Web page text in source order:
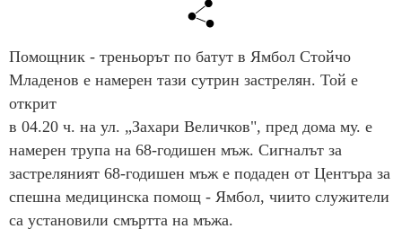
Помощник - треньорът по батут в Ямбол Стойчо
Младенов е намерен тази сутрин застрелян. Той е
открит
в 04.20 ч. на ул. „Захари Величков", пред дома му. е
намерен трупа на 68-годишен мъж. Сигналът за
застреляният 68-годишен мъж е подаден от Центъра за
спешна медицинска помощ - Ямбол, чиито служители
са установили смъртта на мъжа.